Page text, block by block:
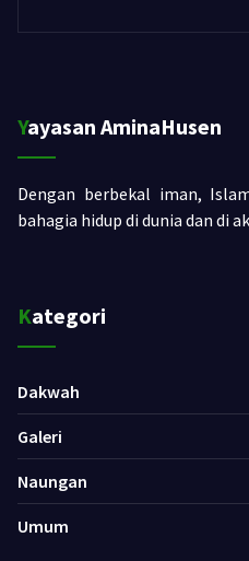
Yayasan AminaHusen
Dengan berbekal iman,
bahagia hidup di dunia dan di
Kategori
Dakwah
Galeri
Naungan
Umum